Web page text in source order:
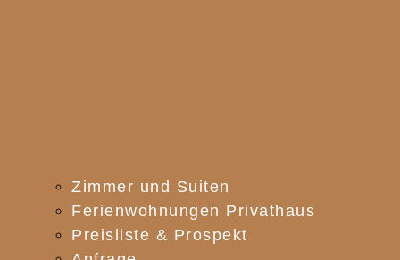
Zimmer und Suiten
Ferienwohnungen Privathaus
Preisliste & Prospekt